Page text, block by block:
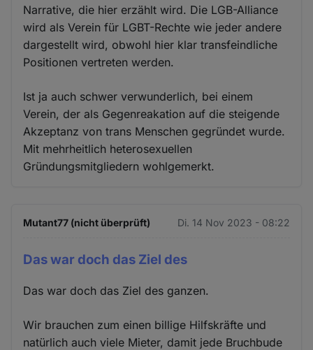
Narrative, die hier erzählt wird. Die LGB-Alliance
wird als Verein für LGBT-Rechte wie jeder andere
dargestellt wird, obwohl hier klar transfeindliche
Positionen vertreten werden.
Ist ja auch schwer verwunderlich, bei einem
Verein, der als Gegenreakation auf die steigende
Akzeptanz von trans Menschen gegründet wurde.
Mit mehrheitlich heterosexuellen
Gründungsmitgliedern wohlgemerkt.
Mutant77 (nicht überprüft) Di. 14 Nov 2023 - 08:22
Das war doch das Ziel des
Das war doch das Ziel des ganzen.
Wir brauchen zum einen billige Hilfskräfte und
natürlich auch viele Mieter, damit jede Bruchbude